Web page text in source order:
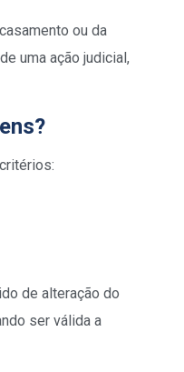
ou da
uma ação judicial,
de alteração do
ser válida a